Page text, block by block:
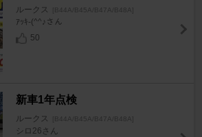
ルークス [B44A/B45A/B47A/B48A]
ｱｯｷ-(^^♪さん
50
新車1年点検
ルークス [B44A/B45A/B47A/B48A]
シロ26さん